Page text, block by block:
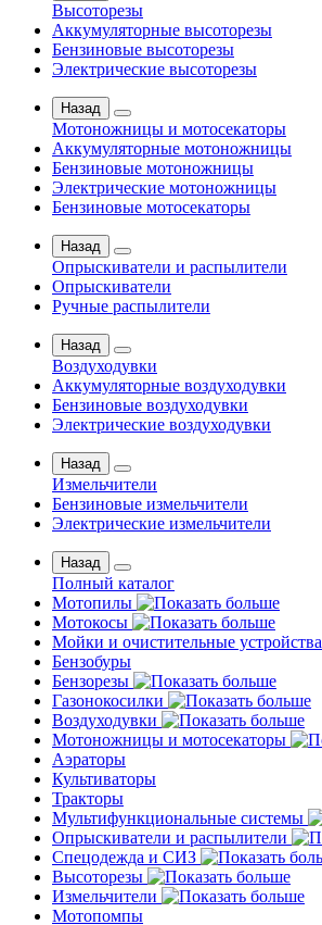
Высоторезы
Аккумуляторные высоторезы
Бензиновые высоторезы
Электрические высоторезы
Назад
Мотоножницы и мотосекаторы
Аккумуляторные мотоножницы
Бензиновые мотоножницы
Электрические мотоножницы
Бензиновые мотосекаторы
Назад
Опрыскиватели и распылители
Опрыскиватели
Ручные распылители
Назад
Воздуходувки
Аккумуляторные воздуходувки
Бензиновые воздуходувки
Электрические воздуходувки
Назад
Измельчители
Бензиновые измельчители
Электрические измельчители
Назад
Полный каталог
Мотопилы
Мотокосы
Мойки и очистительные устройства
Бензобуры
Бензорезы
Газонокосилки
Воздуходувки
Мотоножницы и мотосекаторы
Аэраторы
Культиваторы
Тракторы
Мультифункциональные системы
Опрыскиватели и распылители
Спецодежда и СИЗ
Высоторезы
Измельчители
Мотопомпы